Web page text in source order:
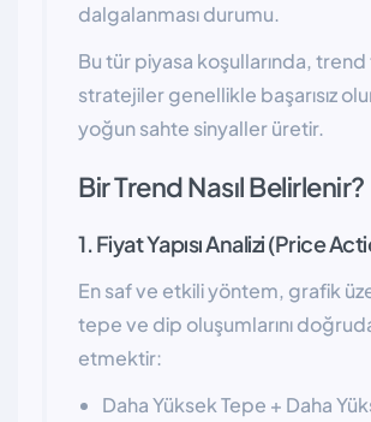
dalgalanması durumu.
Bu tür piyasa koşullarında, trend
stratejiler genellikle başarısız
yoğun sahte sinyaller üretir.
Bir Trend Nasıl Belirlenir?
1. Fiyat Yapısı Analizi (Price
En saf ve etkili yöntem, grafik
tepe ve dip oluşumlarını
etmektir:
Daha Yüksek Tepe + Daha